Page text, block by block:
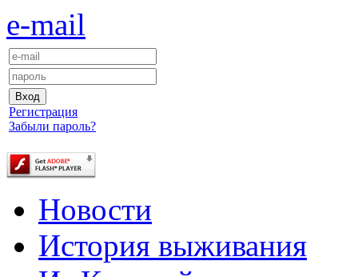
e-mail
Регистрация
Забыли пароль?
Новости
История выживания